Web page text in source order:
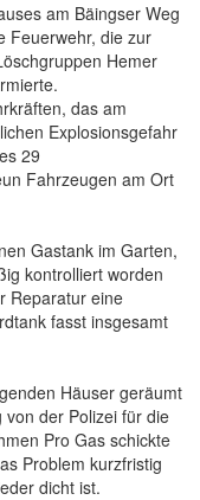
am Bäingser Weg
Feuerwehr, die zur
Hemer
das am
Explosionsgefahr
29
Fahrzeugen am Ort
Gastank im Garten,
kontrolliert worden
Reparatur eine
fasst insgesamt
Häuser geräumt
der Polizei für die
Pro Gas schickte
Problem kurzfristig
dicht ist.